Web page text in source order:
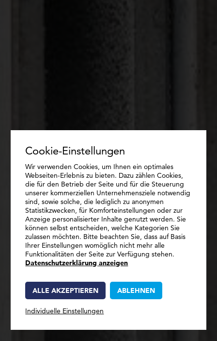
SCHNELL, FLEXIBEL, SICHER.
WANDSYSTEME
Cookie-Einstellungen
Wir verwenden Cookies, um Ihnen ein optimales
Webseiten-Erlebnis zu bieten. Dazu zählen Cookies,
die für den Betrieb der Seite und für die Steuerung
unserer kommerziellen Unternehmensziele notwendig
sind, sowie solche, die lediglich zu anonymen
Statistikzwecken, für Komforteinstellungen oder zur
Anzeige personalisierter Inhalte genutzt werden. Sie
können selbst entscheiden, welche Kategorien Sie
zulassen möchten. Bitte beachten Sie, dass auf Basis
Ihrer Einstellungen womöglich nicht mehr alle
Funktionalitäten der Seite zur Verfügung stehen.
Datenschutzerklärung anzeigen
ALLE AKZEPTIEREN ABLEHNEN
Individuelle Einstellungen